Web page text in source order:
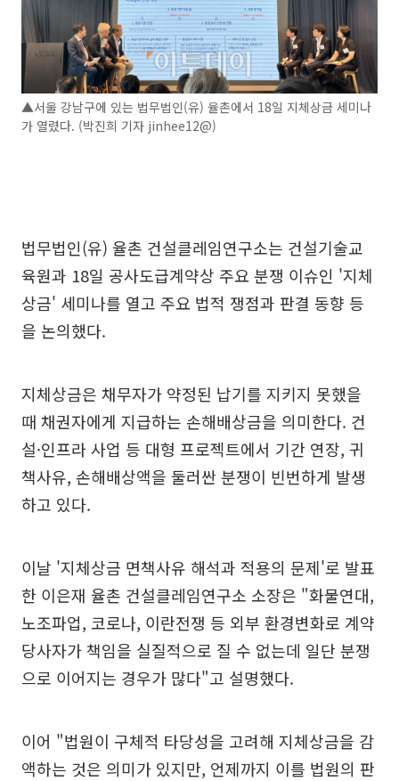
▲서울 강남구에 있는 법무법인(유) 율촌에서 18일 지체상금 세미나
가 열렸다. (박진희 기자 jinhee12@)
법무법인(유) 율촌 건설클레임연구소는 건설기술교
육원과 18일 공사도급계약상 주요 분쟁 이슈인 '지체
상금' 세미나를 열고 주요 법적 쟁점과 판결 동향 등
을 논의했다.
지체상금은 채무자가 약정된 납기를 지키지 못했을
때 채권자에게 지급하는 손해배상금을 의미한다. 건
설·인프라 사업 등 대형 프로젝트에서 기간 연장, 귀
책사유, 손해배상액을 둘러싼 분쟁이 빈번하게 발생
하고 있다.
이날 '지체상금 면책사유 해석과 적용의 문제'로 발표
한 이은재 율촌 건설클레임연구소 소장은 "화물연대,
노조파업, 코로나, 이란전쟁 등 외부 환경변화로 계약
당사자가 책임을 실질적으로 질 수 없는데 일단 분쟁
으로 이어지는 경우가 많다"고 설명했다.
이어 "법원이 구체적 타당성을 고려해 지체상금을 감
액하는 것은 의미가 있지만, 언제까지 이를 법원의 판